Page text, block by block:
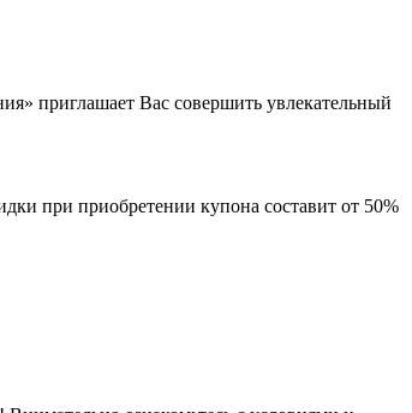
приглашает Вас совершить увлекательный
при приобретении купона составит от 50%